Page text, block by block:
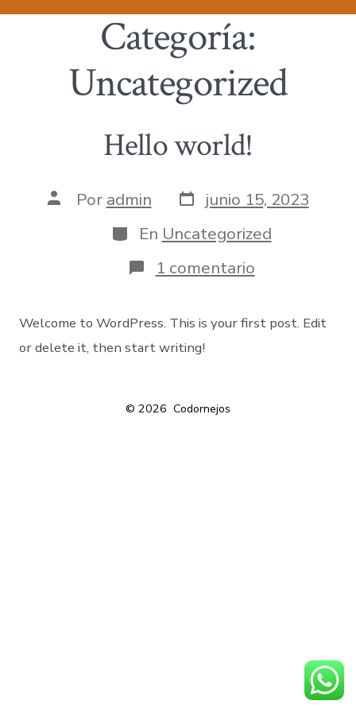
Categoría:
Uncategorized
Hello world!
Por admin
junio 15, 2023
En Uncategorized
1 comentario
Welcome to WordPress. This is your first post. Edit
or delete it, then start writing!
© 2026 Codornejos